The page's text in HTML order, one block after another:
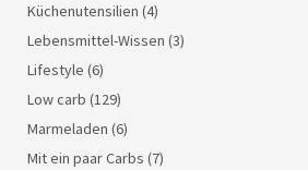
Küchenutensilien (4)
Lebensmittel-Wissen (3)
Lifestyle (6)
Low carb (129)
Marmeladen (6)
Mit ein paar Carbs (7)